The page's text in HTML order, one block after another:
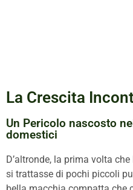
La Crescita
Un Pericolo nascosto
domestici
D’altronde, la prima volta
si trattasse di pochi piccoli